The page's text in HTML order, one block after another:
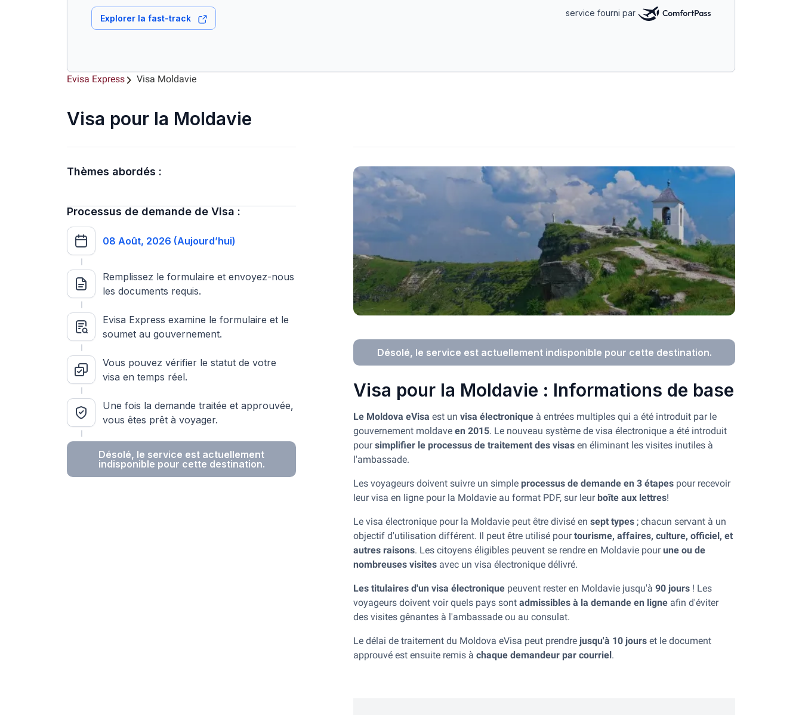
Explorer la fast-track
service fourni par
Evisa Express Visa Moldavie
Visa pour la Moldavie
Thèmes abordés :
Processus de demande de Visa :
08 Août, 2026 (Aujourd’hui)
Remplissez le formulaire et envoyez-nous
les documents requis.
Evisa Express examine le formulaire et le
soumet au gouvernement.
Vous pouvez vérifier le statut de votre
visa en temps réel.
Une fois la demande traitée et approuvée,
vous êtes prêt à voyager.
Désolé, le service est actuellement
indisponible pour cette destination.
Désolé, le service est actuellement indisponible pour cette destination.
Visa pour la Moldavie : Informations de base
Le Moldova eVisa est un visa électronique à entrées multiples qui a été introduit par le
gouvernement moldave en 2015. Le nouveau système de visa électronique a été introduit
poursimplifier le processus de traitement des visas en éliminant les visites inutiles à
l'ambassade.
Les voyageurs doivent suivre un simple processus de demande en 3 étapes pour recevoir
leur visa en ligne pour la Moldavie au format PDF, sur leur boîte aux lettres!
Le visa électronique pour la Moldavie peut être divisé en sept types ; chacun servant à un
objectif d'utilisation différent. Il peut être utilisé pourtourisme, affaires, culture, officiel, et
autres raisons. Les citoyens éligibles peuvent se rendre en Moldavie pourune ou de
nombreuses visites avec un visa électronique délivré.
Les titulaires d'un visa électronique peuvent rester en Moldavie jusqu'à 90 jours ! Les
voyageurs doivent voir quels pays sont admissibles à la demande en ligne afin d'éviter
des visites gênantes à l'ambassade ou au consulat.
Le délai de traitement du Moldova eVisa peut prendre jusqu'à 10 jours et le document
approuvé est ensuite remis à chaque demandeur par courriel.